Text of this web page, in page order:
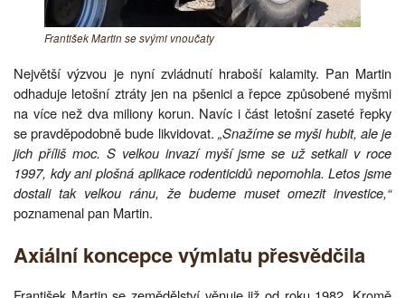
František Martin se svými vnoučaty
Největší výzvou je nyní zvládnutí hraboší kalamity. Pan Martin
odhaduje letošní ztráty jen na pšenici a řepce způsobené myšmi
na více než dva miliony korun. Navíc i část letošní zaseté řepky
se pravděpodobně bude likvidovat. „Snažíme se myši hubit, ale je
jich příliš moc. S velkou invazí myší jsme se už setkali v roce
1997, kdy ani plošná aplikace rodenticidů nepomohla. Letos jsme
dostali tak velkou ránu, že budeme muset omezit investice,“
poznamenal pan Martin.
Axiální koncepce výmlatu přesvědčila